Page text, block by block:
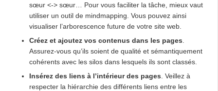
sœur <-> sœur… Pour vous faciliter la tâche, mieux vaut
utiliser un outil de mindmapping. Vous pouvez ainsi
visualiser l’arborescence future de votre site web.
Créez et ajoutez vos contenus dans les pages
Assurez-vous qu’ils soient de qualité et sémantiquement
cohérents avec les silos dans lesquels ils sont classés.
Insérez des liens à l’intérieur des pages . Veillez à
respecter la hiérarchie des différents liens entre les